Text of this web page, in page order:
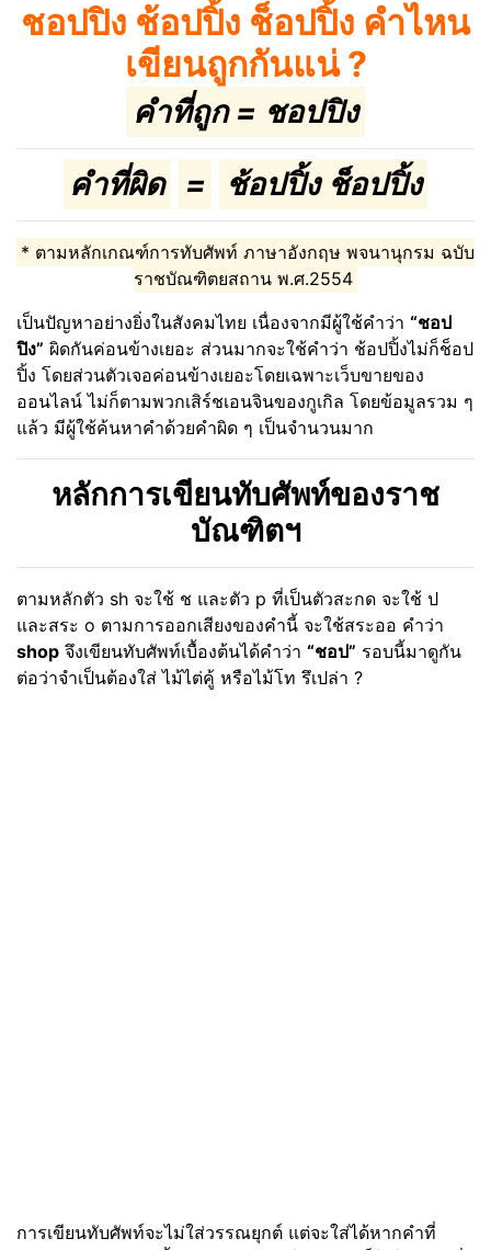
ชอปปิง ช้อปปิ้ง ช็อปปิ้ง คำไหน
เขียนถูกกันแน่ ?
คำที่ถูก = ชอปปิง
คำที่ผิด
= ช้อปปิ้ง ช็อปปิ้ง
* ตามหลักเกณฑ์การทับศัพท์ ภาษาอังกฤษ พจนานุกรม ฉบับ
ราชบัณฑิตยสถาน พ.ศ.2554
เป็นปัญหาอย่างยิ่งในสังคมไทย เนื่องจากมีผู้ใช้คำว่า “ชอป
ปิง” ผิดกันค่อนข้างเยอะ ส่วนมากจะใช้คำว่า ช้อปปิ้งไม่ก็ช็อป
ปิ้ง โดยส่วนตัวเจอค่อนข้างเยอะโดยเฉพาะเว็บขายของ
ออนไลน์ ไม่ก็ตามพวกเสิร์ชเอนจินของกูเกิล โดยข้อมูลรวม ๆ
แล้ว มีผู้ใช้ค้นหาคำด้วยคำผิด ๆ เป็นจำนวนมาก
หลักการเขียนทับศัพท์ของราช
บัณฑิตฯ
ตามหลักตัว sh จะใช้ ช และตัว p ที่เป็นตัวสะกด จะใช้ ป
และสระ o ตามการออกเสียงของคำนี้ จะใช้สระออ คำว่า
shop จึงเขียนทับศัพท์เบื้องต้นได้คำว่า “ชอป” รอบนี้มาดูกัน
ต่อว่าจำเป็นต้องใส่ ไม้ไต่คู้ หรือไม้โท รึเปล่า ?
การเขียนทับศัพท์จะไม่ใส่วรรณยุกต์ แต่จะใส่ได้หากคำที่